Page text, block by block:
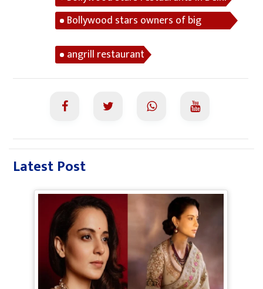
Bollywood stars owners of big
angrill restaurant
Latest Post